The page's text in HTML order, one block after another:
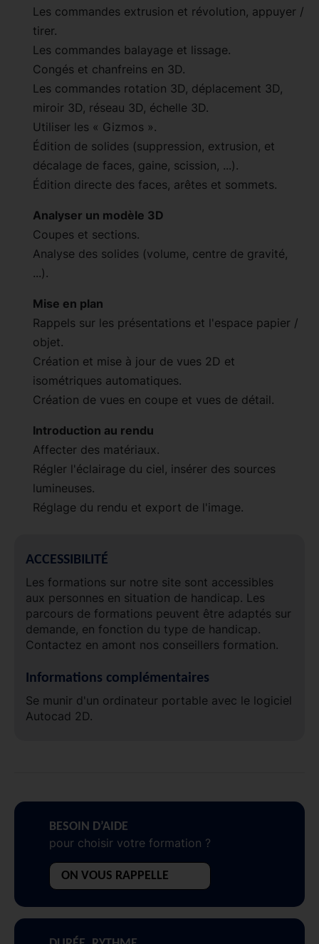
Les commandes extrusion et révolution, appuyer /
tirer.
Les commandes balayage et lissage.
Congés et chanfreins en 3D.
Les commandes rotation 3D, déplacement 3D,
miroir 3D, réseau 3D, échelle 3D.
Utiliser les « Gizmos ».
Édition de solides (suppression, extrusion, et
décalage de faces, gaine, scission, ...).
Édition directe des faces, arêtes et sommets.
Analyser un modèle 3D
Coupes et sections.
Analyse des solides (volume, centre de gravité,
...).
Mise en plan
Rappels sur les présentations et l'espace papier /
objet.
Création et mise à jour de vues 2D et
isométriques automatiques.
Création de vues en coupe et vues de détail.
Introduction au rendu
Affecter des matériaux.
Régler l'éclairage du ciel, insérer des sources
lumineuses.
Réglage du rendu et export de l'image.
ACCESSIBILITÉ
Les formations sur notre site sont accessibles
aux personnes en situation de handicap. Les
parcours de formations peuvent être adaptés sur
demande, en fonction du type de handicap.
Contactez en amont nos conseillers formation.
Informations complémentaires
Se munir d'un ordinateur portable avec le logiciel
Autocad 2D.
BESOIN D’AIDE
pour choisir votre formation ?
ON VOUS RAPPELLE